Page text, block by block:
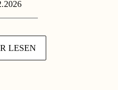
LESEN